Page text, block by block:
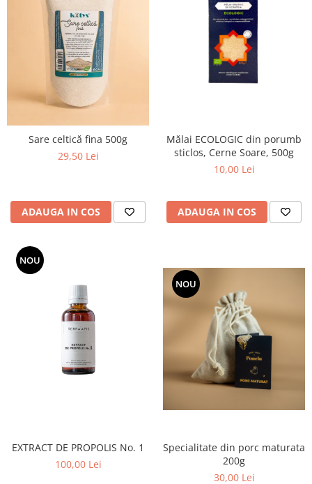
CREME ȘI PASTE TARTINABILE
CONDIMENTE
CEAIURI GRECEȘTI
CIOCOLATĂ ȘI CACAO
HEALTHY SNACKS
COSMETICE
TOATE PRODUSELE
Sare celtică fina 500g
29,50 Lei
ADAUGA IN COS
Mălai ECOLOGIC din porumb
sticlos, Cerne Soare, 500g
10,00 Lei
ADAUGA IN COS
NOU
EXTRACT DE PROPOLIS No. 1
100,00 Lei
NOU
Specialitate din porc maturata
200g
30,00 Lei